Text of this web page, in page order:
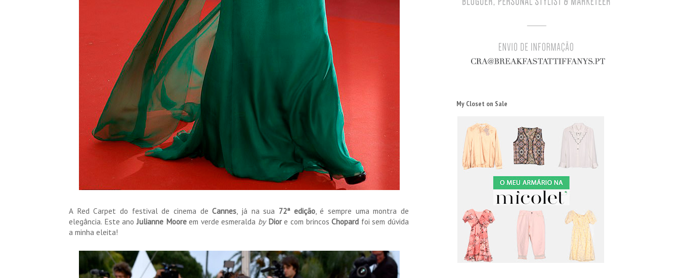
A Red Carpet do festival de cinema deCannes , já na sua 72ª edição, é sempre uma montra de
elegância. Este anoJulianne Mooreem verde esmeralda byDiore com brincosChopard foi sem dúvida
a minha eleita!
My Closet on Sale